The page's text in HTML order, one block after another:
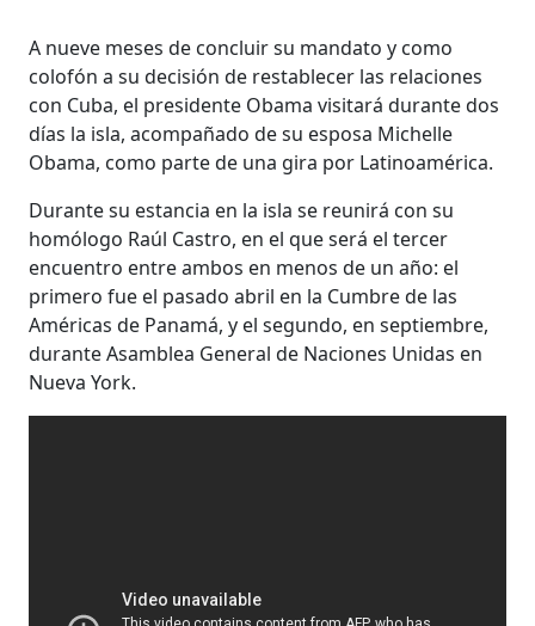
A nueve meses de concluir su mandato y como
colofón a su decisión de restablecer las relaciones
con Cuba, el presidente Obama visitará durante dos
días la isla, acompañado de su esposa Michelle
Obama, como parte de una gira por Latinoamérica.
Durante su estancia en la isla se reunirá con su
homólogo Raúl Castro, en el que será el tercer
encuentro entre ambos en menos de un año: el
primero fue el pasado abril en la Cumbre de las
Américas de Panamá, y el segundo, en septiembre,
durante Asamblea General de Naciones Unidas en
Nueva York.